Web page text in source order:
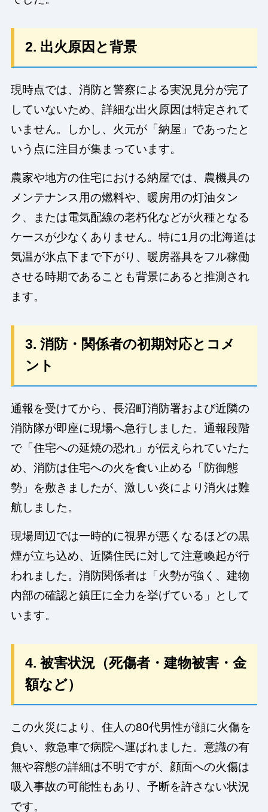
2. 出火原因と背景
現時点では、消防と警察による実況見分が完了
していないため、詳細な出火原因は特定されて
いません。しかし、火元が「納屋」であったと
いう点に注目が集まっています。
農家や地方の住宅における納屋では、農機具の
メンテナンス用の燃料や、暖房用の灯油タン
ク、または電気配線の老朽化などが火種となる
ケースが少なくありません。特に1月の北海道は
気温が氷点下まで下がり、暖房器具をフル稼働
させる時期であることも背景にあると推測され
ます。
3. 消防・関係者の初期対応とコメ
ント
通報を受けてから、長沼町消防署および近隣の
消防隊が即座に現場へ急行しました。通報段階
で「住宅への延焼の恐れ」が伝えられていたた
め、消防は住宅への火を食い止める「防御態
勢」を敷きましたが、激しい炎により消火は難
航しました。
現場周辺では一時的に視界が悪くなるほどの黒
煙が立ち込め、近隣住民に対して注意喚起が行
われました。消防関係者は「火勢が強く、建物
内部の確認と鎮圧に全力を挙げている」として
います。
4. 被害状況（死傷者・建物被害・金
額など）
この火災により、住人の80代男性が顔に火傷を
負い、救急車で病院へ運ばれました。意識の有
無や容態の詳細は不明ですが、顔面への火傷は
吸入事故の可能性もあり、予断を許さない状況
です。